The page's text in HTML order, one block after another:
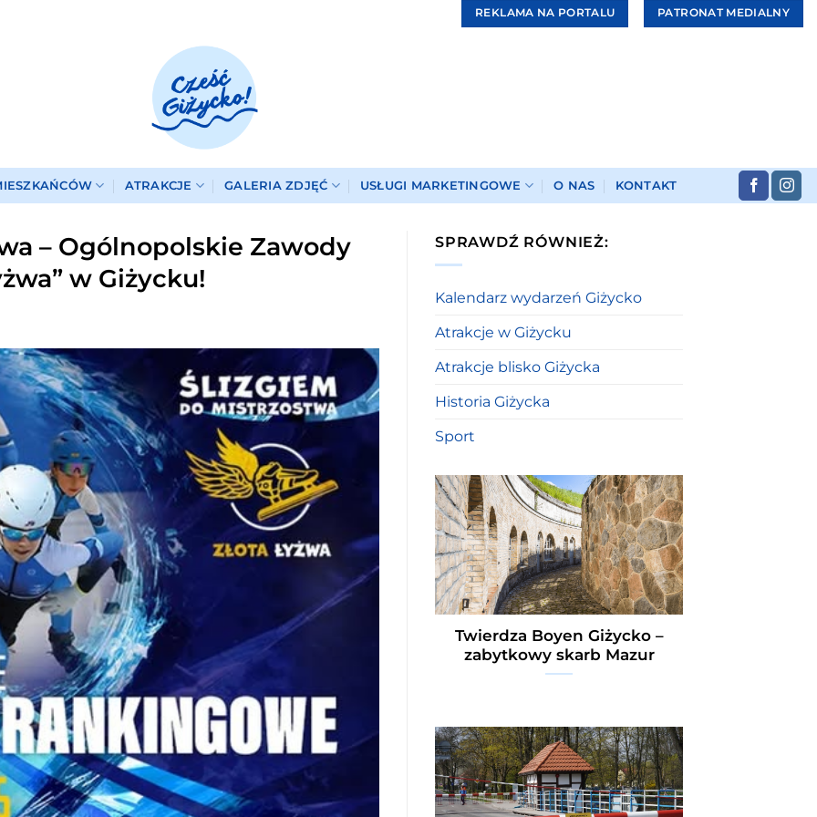
REKLAMA NA PORTALU PATRONAT MEDIALNY
ATRAKCJE GALERIA ZDJĘĆ USŁUGI MARKETINGOWE O NAS KONTAKT
– Ogólnopolskie Zawody
w Giżycku!
SPRAWDŹ RÓWNIEŻ:
Kalendarz wydarzeń Giżycko
Atrakcje w Giżycku
Atrakcje blisko Giżycka
Historia Giżycka
Sport
Twierdza Boyen Giżycko –
zabytkowy skarb Mazur